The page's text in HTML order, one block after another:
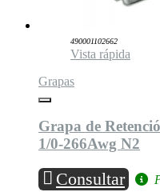
490001102662
Vista rápida
Grapas
Grapa de
1/0-266Awg N2
Consultar